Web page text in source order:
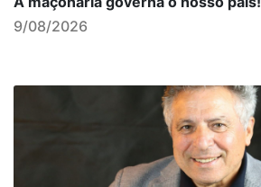
9/08/2026